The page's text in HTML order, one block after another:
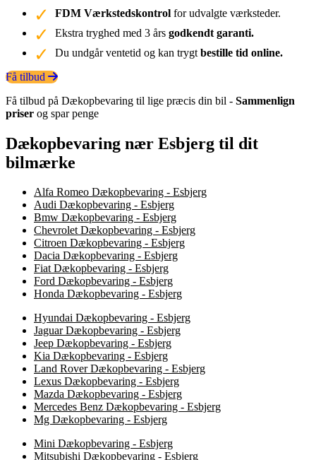
FDM Værkstedskontrol for udvalgte værksteder.
Ekstra tryghed med 3 års godkendt garanti.
Du undgår ventetid og kan trygt bestille tid online.
Få tilbud
Få tilbud på Dækopbevaring til lige præcis din bil - Sammenlign
priser og spar penge
Dækopbevaring nær Esbjerg til dit
bilmærke
Alfa Romeo Dækopbevaring - Esbjerg
Audi Dækopbevaring - Esbjerg
Bmw Dækopbevaring - Esbjerg
Chevrolet Dækopbevaring - Esbjerg
Citroen Dækopbevaring - Esbjerg
Dacia Dækopbevaring - Esbjerg
Fiat Dækopbevaring - Esbjerg
Ford Dækopbevaring - Esbjerg
Honda Dækopbevaring - Esbjerg
Hyundai Dækopbevaring - Esbjerg
Jaguar Dækopbevaring - Esbjerg
Jeep Dækopbevaring - Esbjerg
Kia Dækopbevaring - Esbjerg
Land Rover Dækopbevaring - Esbjerg
Lexus Dækopbevaring - Esbjerg
Mazda Dækopbevaring - Esbjerg
Mercedes Benz Dækopbevaring - Esbjerg
Mg Dækopbevaring - Esbjerg
Mini Dækopbevaring - Esbjerg
Mitsubishi Dækopbevaring - Esbjerg